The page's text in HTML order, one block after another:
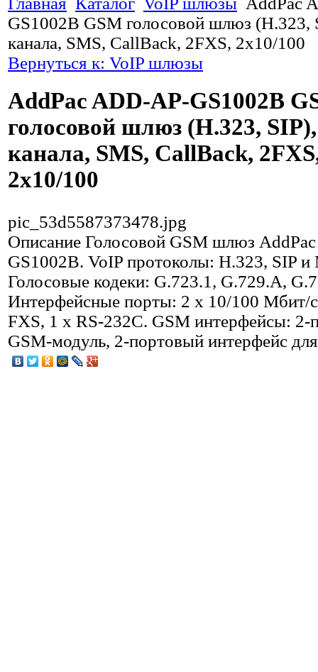
GS1002B GSM голосовой шлюз (H.323,
канала, SMS, CallBack, 2FXS, 2x10/100
Вернуться к: VoIP шлюзы
AddPac ADD-AP-GS1002B
голосовой шлюз (H.323,
канала, SMS, CallBack,
2x10/100
pic_53d5587373478.jpg
Описание Голосовой GSM шлюз
GS1002B. VoIP протоколы: H.323, SIP и
Голосовые кодеки: G.723.1, G.729.A,
Интерфейсные порты: 2 x 10/100 Мбит/
FXS, 1 x RS-232C. GSM интерфейсы: 2-
GSM-модуль, 2-портовый интерфейс